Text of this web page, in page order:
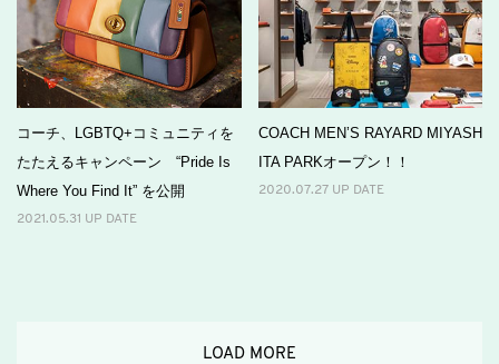
コーチ、LGBTQ+コミュニティを
たたえるキャンペーン “Pride Is
Where You Find It” を公開
2021.05.31 UP DATE
COACH MEN’S RAYARD MIYASH
ITA PARKオープン！！
2020.07.27 UP DATE
LOAD MORE